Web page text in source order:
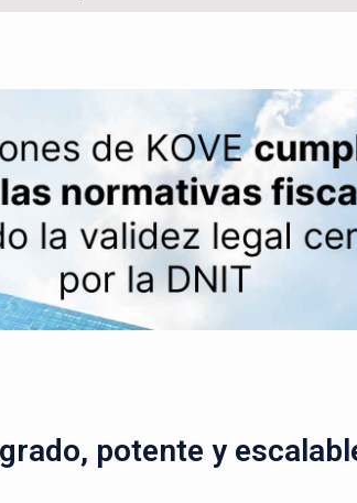
potente y